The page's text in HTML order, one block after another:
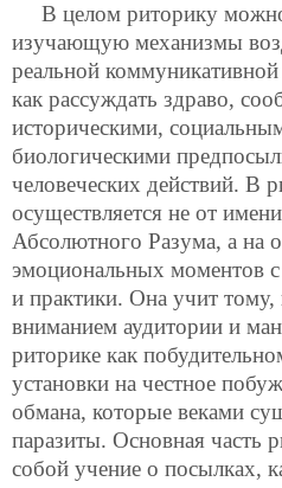
В целом риторику
изучающую механизмы
реальной
как рассуждать здраво,
историческими,
биологическими
человеческих действий. В
осуществляется не от
Абсолютного Разума, а на
эмоциональных моментов
и практики. Она учит тому,
вниманием аудитории и
риторике как
установки на честное
обмана, которые веками
паразиты. Основная часть
собой учение о посылках,